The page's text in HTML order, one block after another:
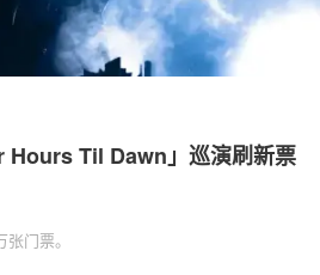
Til Dawn」巡演刷新票
门票。